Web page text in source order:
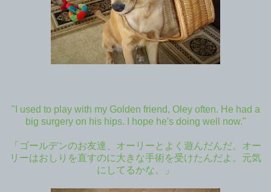
"I used to play with my Golden friend, Oley often. He had a
big surgery on his hips. I hope he's doing well now."
「ゴールデンのお友達、オーリーとよく遊んだんだ。オー
リーはおしりを直すのに大きな手術を受けたんだよ。元気
にしてるかな。」